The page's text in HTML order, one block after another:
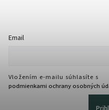
Email
Vložením e-mailu súhlasíte s
podmienkami ochrany osobných